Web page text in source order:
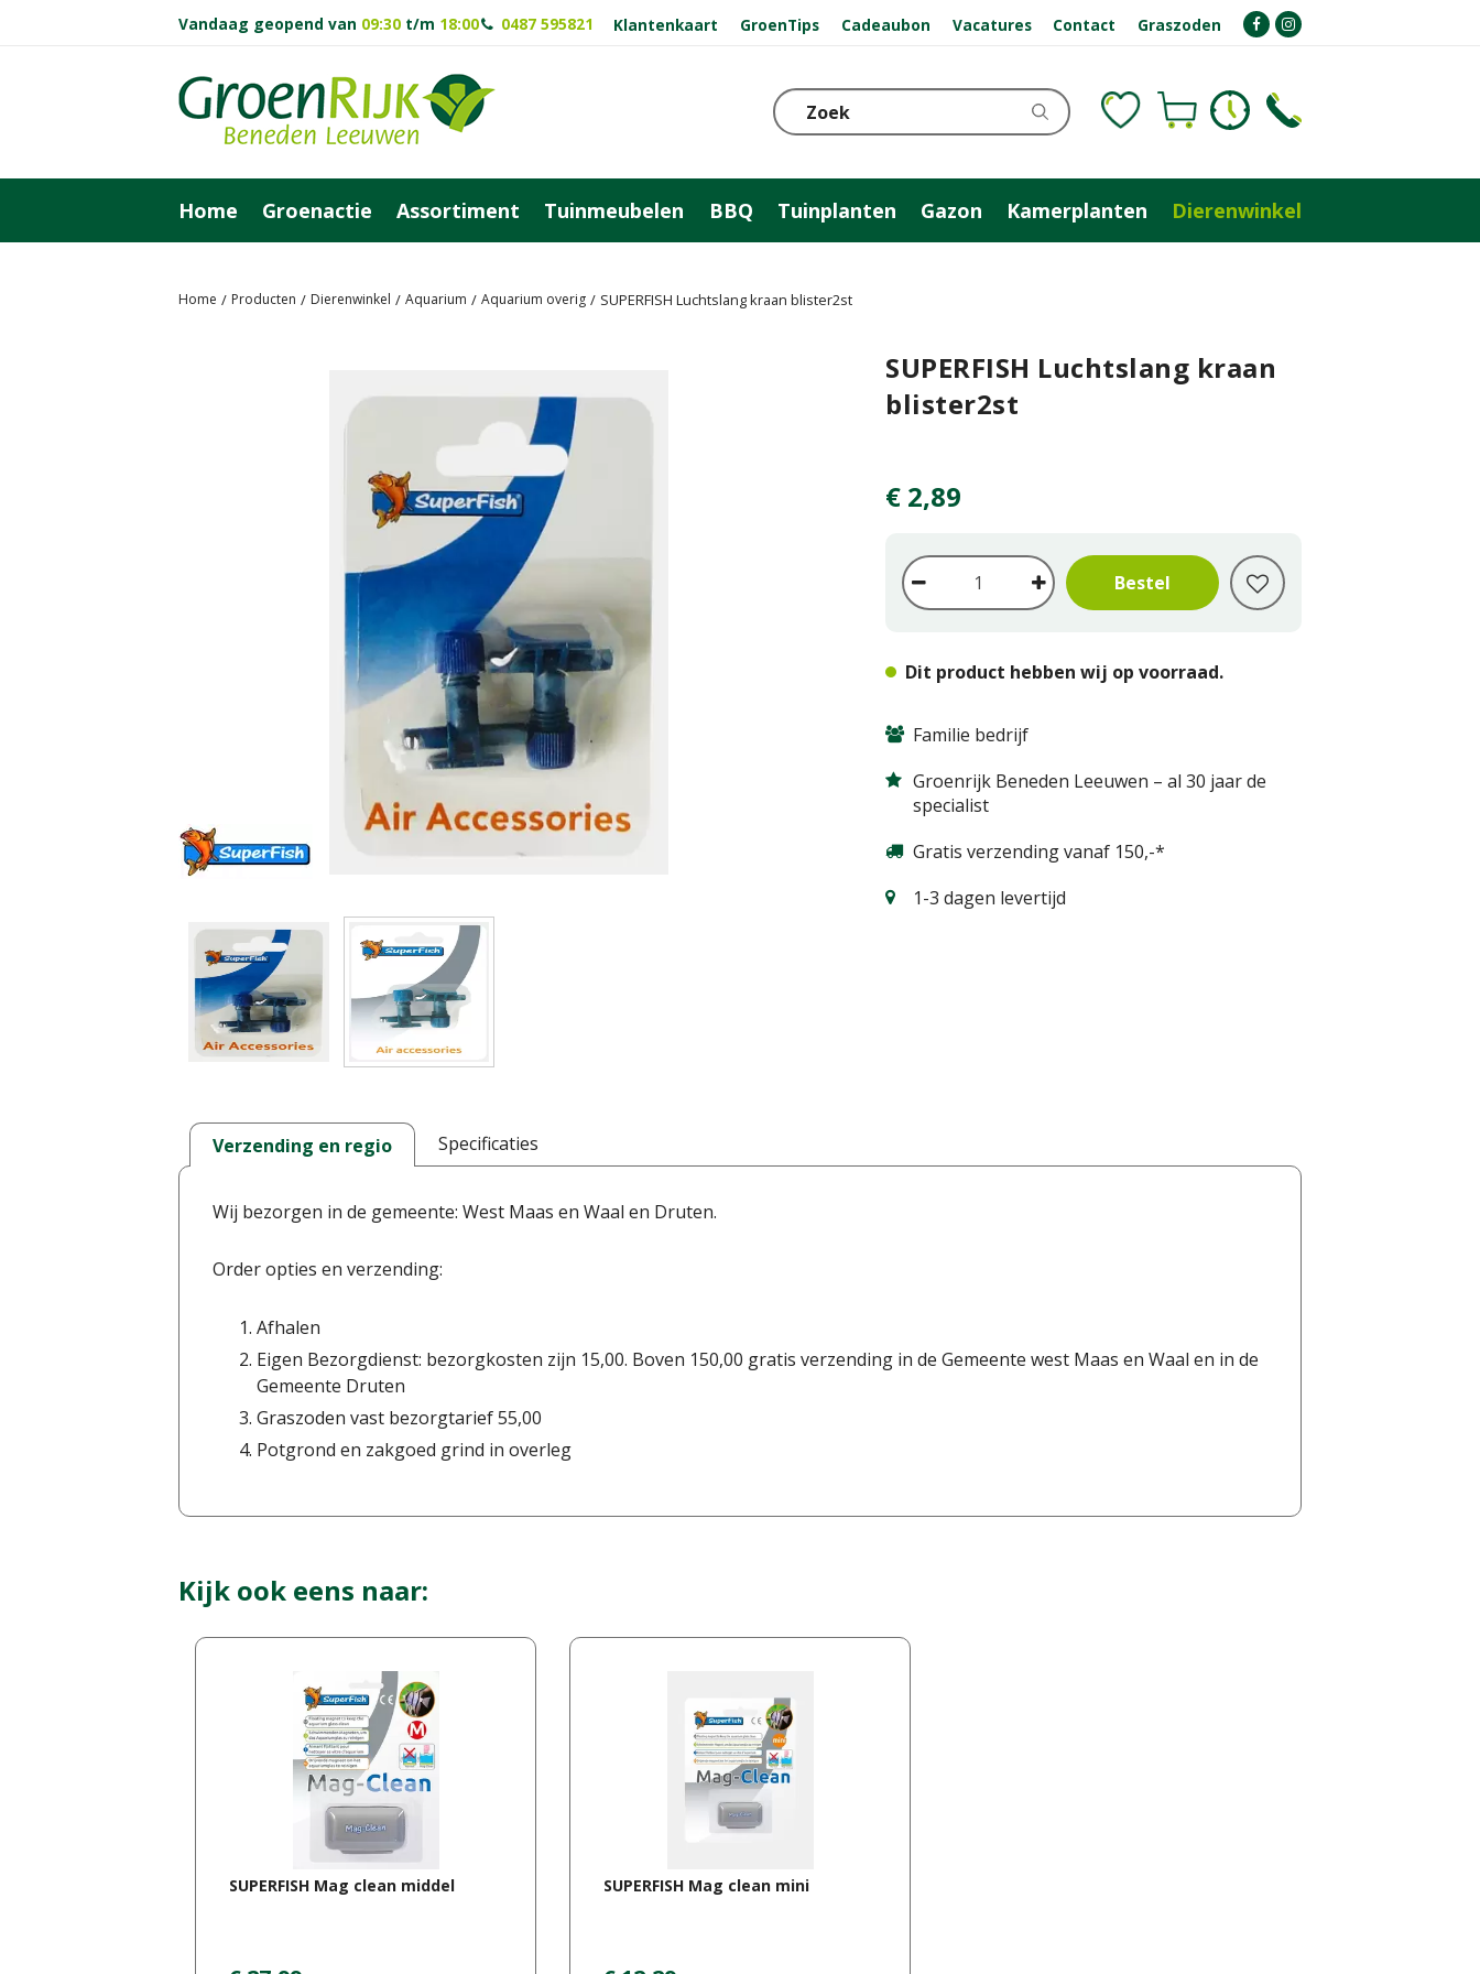
Home Producten Dierenwinkel Aquarium Aquarium overig SUPERFISH Luchtslang kraan blister2st
Vandaag geopend van 09:30 t/m 18:00 0487 595821 Klantenkaart GroenTips Cadeaubon Vacatures Contact Graszoden
Home Groenactie Assortiment Tuinmeubelen BBQ Tuinplanten Gazon Kamerplanten Dierenwinkel
SUPERFISH Luchtslang kraan
blister2st
€ 2,89
Dit product hebben wij op voorraad.
Familie bedrijf
Groenrijk Beneden Leeuwen – al 30 jaar de
specialist
Gratis verzending vanaf 150,-*
1-3 dagen levertijd
Verzending en regio Specificaties
Wij bezorgen in de gemeente: West Maas en Waal en Druten.
Order opties en verzending:
Afhalen
Eigen Bezorgdienst: bezorgkosten zijn 15,00. Boven 150,00 gratis verzending in de Gemeente west Maas en Waal en in de
Gemeente Druten
Graszoden vast bezorgtarief 55,00
Potgrond en zakgoed grind in overleg
Kijk ook eens naar:
SUPERFISH Mag clean middel SUPERFISH Mag clean mini